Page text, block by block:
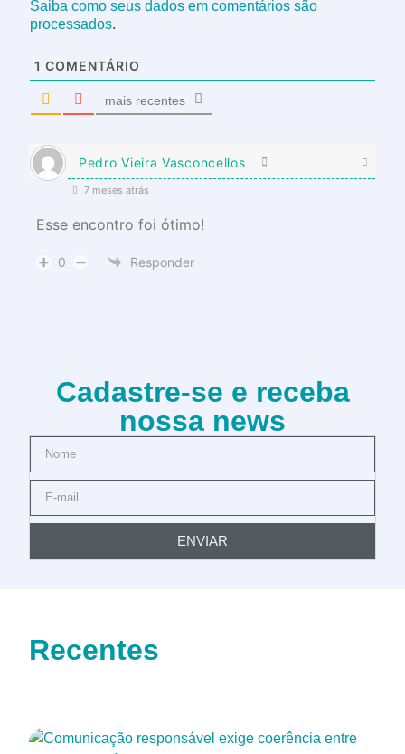
Saiba como seus dados em comentários são
processados.
1 COMENTÁRIO
mais recentes
Pedro Vieira Vasconcellos
7 meses atrás
Esse encontro foi ótimo!
0 Responder
Cadastre-se e receba
nossa news
ENVIAR
Recentes